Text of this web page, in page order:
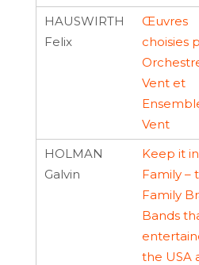
HAUSWIRTH
Felix
Œuvres
choisies
Vent et
Vent
HOLMAN
Galvin
Keep it
Family –
Family
Bands
the USA